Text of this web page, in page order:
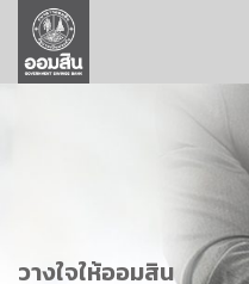
ลูกค้าธุรกิจ
ลูกค้าผู้ประกอบรายย่อย
การพัฒนาที่ยั่งยืน
วางใจให้ออมสิน